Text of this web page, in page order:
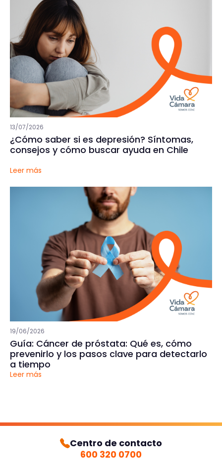
13/07/2026
¿Cómo saber si es depresión? Síntomas,
consejos y cómo buscar ayuda en Chile
Leer más
19/06/2026
Guía: Cáncer de próstata: Qué es, cómo
prevenirlo y los pasos clave para detectarlo
a tiempo
Leer más
Centro de contacto
600 320 0700